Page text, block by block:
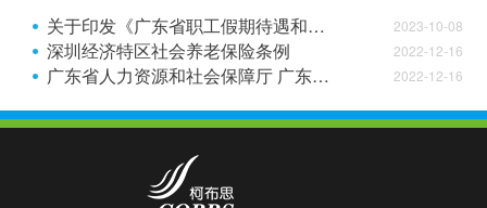
关于印发《广东省职工假期待遇和死亡抚恤待遇规定》的通知 2023-10-08
深圳经济特区社会养老保险条例 2022-12-16
广东省人力资源和社会保障厅 广东省财政厅 国家税务总局广东省税务局关于印发《关于单位从业的超过法定退休年龄劳动者等特定人员参加工伤保险的办法（试行）》的通知 2022-12-16